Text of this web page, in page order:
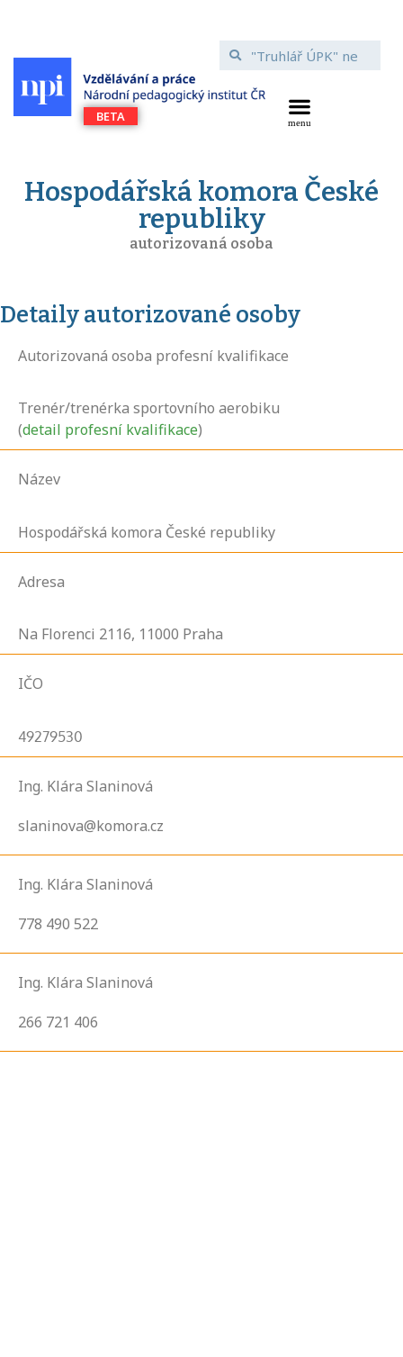
Hospodářská komora České
republiky
autorizovaná osoba
Detaily autorizované osoby
Autorizovaná osoba profesní kvalifikace
Trenér/trenérka sportovního aerobiku
(detail profesní kvalifikace)
Název
Hospodářská komora České republiky
Adresa
Na Florenci 2116, 11000 Praha
IČO
49279530
Ing. Klára Slaninová
slaninova@komora.cz
Ing. Klára Slaninová
778 490 522
Ing. Klára Slaninová
266 721 406